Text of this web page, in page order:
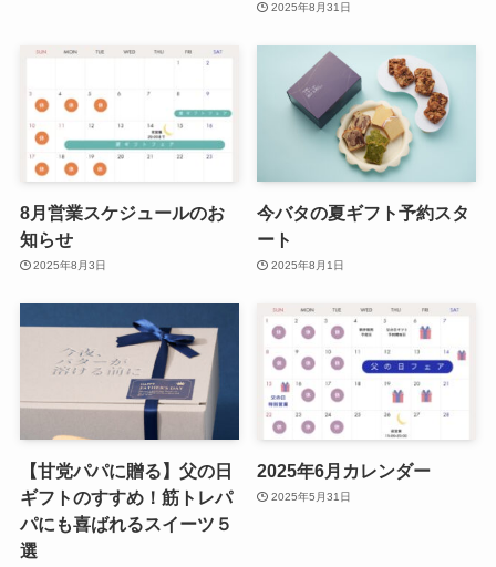
2025年8月31日
8月営業スケジュールのお
知らせ
2025年8月3日
今バタの夏ギフト予約スタ
ート
2025年8月1日
【甘党パパに贈る】父の日
ギフトのすすめ！筋トレパ
パにも喜ばれるスイーツ５
選
2025年6月カレンダー
2025年5月31日